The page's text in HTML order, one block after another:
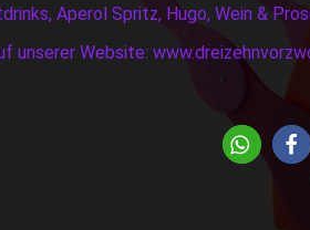
Aperol Spritz, Hugo, Wein &
unserer Website: